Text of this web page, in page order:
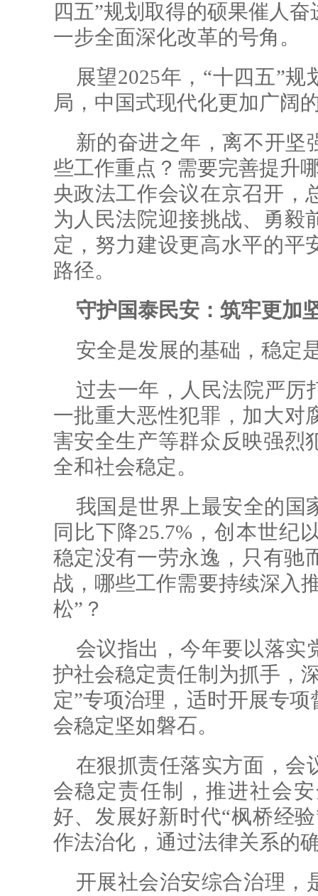
四五”规划取得的硕果催人
一步全面深化改革的号角。
展望2025年，“十四五”
局，中国式现代化更加广阔
新的奋进之年，离不开坚
些工作重点？需要完善提升
央政法工作会议在京召开，
为人民法院迎接挑战、勇毅
定，努力建设更高水平的平
路径。
守护国泰民安：筑牢更加
安全是发展的基础，稳定
过去一年，人民法院严厉
一批重大恶性犯罪，加大对
害安全生产等群众反映强烈
全和社会稳定。
我国是世界上最安全的国
同比下降25.7%，创本世纪
稳定没有一劳永逸，只有驰
战，哪些工作需要持续深入
松”？
会议指出，今年要以落实
护社会稳定责任制为抓手，
定”专项治理，适时开展专
会稳定坚如磐石。
在狠抓责任落实方面，会
会稳定责任制，推进社会
好、发展好新时代“枫桥经
作法治化，通过法律关系的
开展社会治安综合治理，